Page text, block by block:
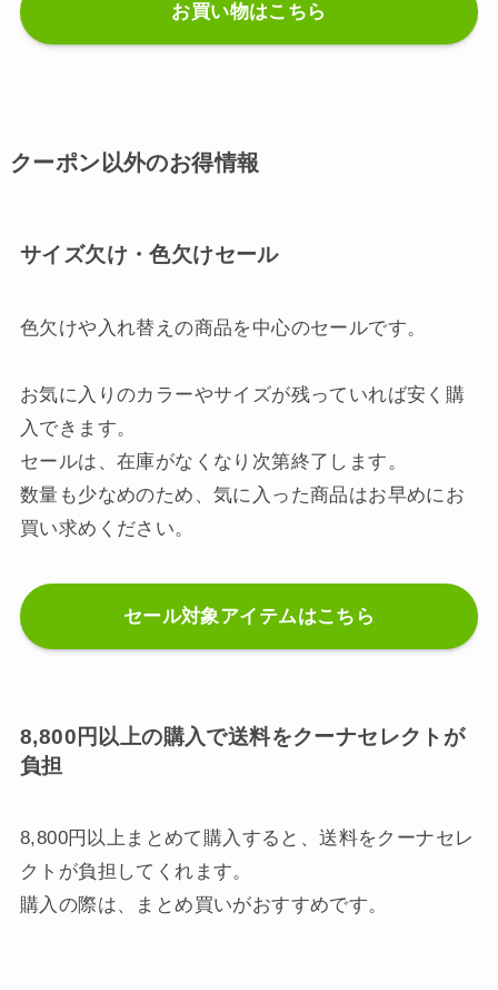
お買い物はこちら
クーポン以外のお得情報
サイズ欠け・色欠けセール
色欠けや入れ替えの商品を中心のセールです。
お気に入りのカラーやサイズが残っていれば安く購
入できます。
セールは、在庫がなくなり次第終了します。
数量も少なめのため、気に入った商品はお早めにお
買い求めください。
セール対象アイテムはこちら
8,800円以上の購入で送料をクーナセレクトが
負担
8,800円以上まとめて購入すると、送料をクーナセレ
クトが負担してくれます。
購入の際は、まとめ買いがおすすめです。